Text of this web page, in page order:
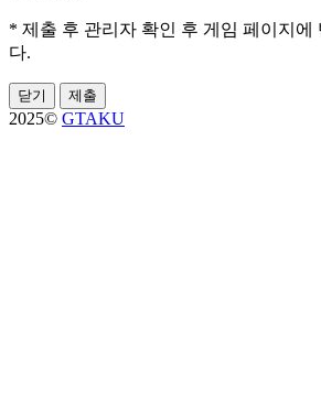
* 제출 후 관리자 확인 후 게임 페이지에
다.
닫기 제출
2025© GTAKU